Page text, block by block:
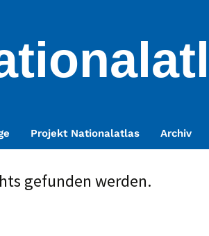
Projekt Nationalatlas Archiv
gefunden werden.